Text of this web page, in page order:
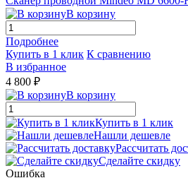
В корзину
Подробнее
Купить в 1 клик К сравнению
В избранное
4 800 ₽
В корзину
Купить в 1 клик
Нашли дешевле
Рассчитать
Сделайте скидку
Ошибка